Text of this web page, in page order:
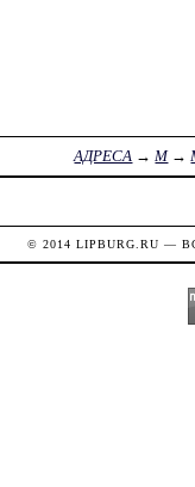
АДРЕСА →М→
© 2014LIPBURG.RU —